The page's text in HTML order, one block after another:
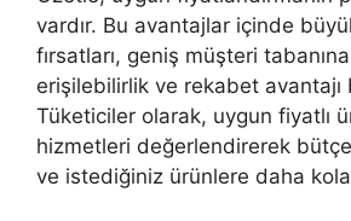
vardır. Bu avantajlar içinde
fırsatları, geniş müşteri
erişilebilirlik ve rekabet avantajı
Tüketiciler olarak, uygun fiyatlı
hizmetleri değerlendirerek
ve istediğiniz ürünlere daha